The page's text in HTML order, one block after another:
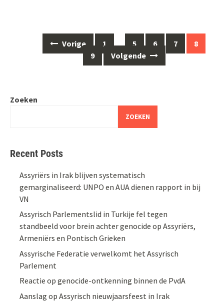
navigatie
Vorige 1 … 5 6 7
8
9
Volgende
Zoeken
ZOEKEN
Recent Posts
Assyriërs in Irak blijven systematisch
gemarginaliseerd: UNPO en AUA dienen rapport in bij
VN
Assyrisch Parlementslid in Turkije fel tegen
standbeeld voor brein achter genocide op Assyriërs,
Armeniërs en Pontisch Grieken
Assyrische Federatie verwelkomt het Assyrisch
Parlement
Reactie op genocide-ontkenning binnen de PvdA
Aanslag op Assyrisch nieuwjaarsfeest in Irak